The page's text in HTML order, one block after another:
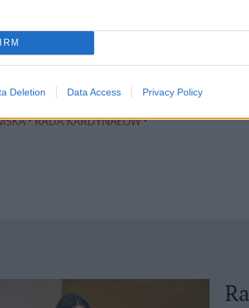
Deletion Data Access Privacy Policy
KARD. OSWALD GRACIAS
RADA KARDYNAŁÓW